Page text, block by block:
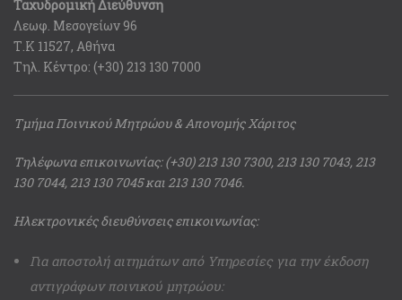
Ταχυδρομική Διεύθυνση
Λεωφ. Μεσογείων 96
Τ.Κ 11527, Αθήνα
Τηλ. Κέντρο: (+30) 213 130 7000
Τμήμα Ποινικού Μητρώου & Απονομής Χάριτος
Τηλέφωνα επικοινωνίας: (+30) 213 130 7300, 213 130 7043, 213
130 7044, 213 130 7045 και 213 130 7046.
Ηλεκτρονικές διευθύνσεις επικοινωνίας:
Για αποστολή αιτημάτων από Υπηρεσίες για την έκδοση
αντιγράφων ποινικού μητρώου: